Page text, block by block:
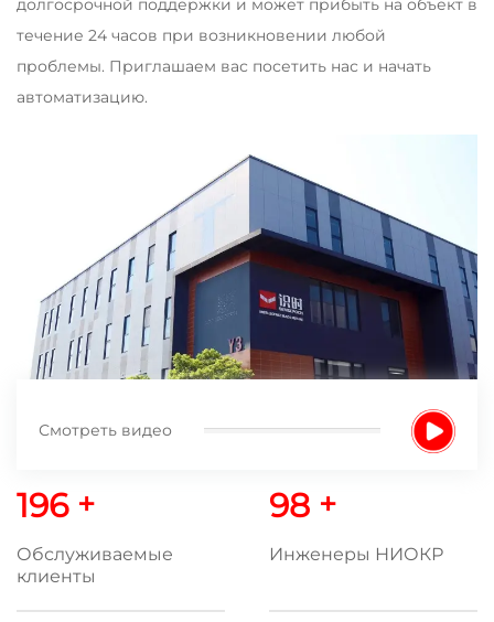
долгосрочной поддержки и может прибыть на объект в
течение 24 часов при возникновении любой
проблемы. Приглашаем вас посетить нас и начать
автоматизацию.
Смотреть видео
200 +
Обслуживаемые
клиенты
100 +
Инженеры НИОКР